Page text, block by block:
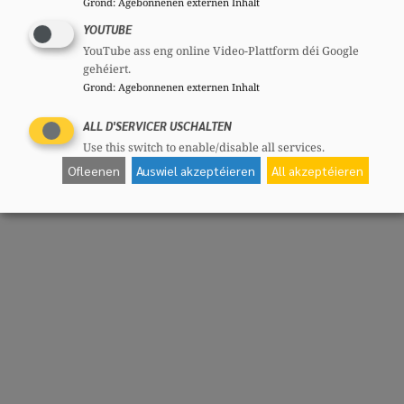
YOUTUBE
YouTube ass eng online Video-Plattform déi Google
gehéiert.
Grond: Agebonnenen externen Inhalt
ALL D'SERVICER USCHALTEN
Use this switch to enable/disable all services.
Ofleenen Auswiel akzeptéieren All akzeptéieren